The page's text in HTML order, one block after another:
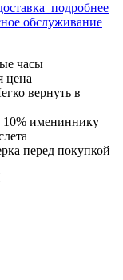
подробнее
обслуживание
часы
цена
вернуть в
10% имениннику
перед покупкой